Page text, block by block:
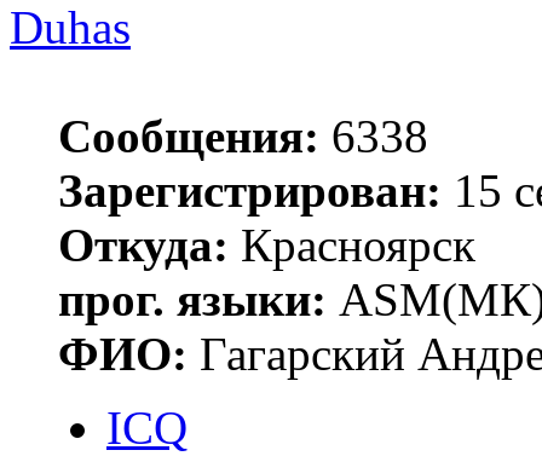
Duhas
Сообщения: 6338
Зарегистрирован: 15
Откуда: Красноярск
прог. языки:
ФИО: Гагарский
ICQ